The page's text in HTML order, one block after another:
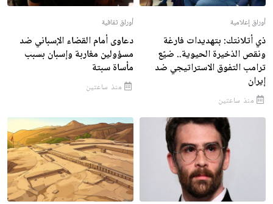
أوراق إعلامية
ذي أتلانتك: بتهديدات فارغة
ونقص الذخيرة الحيوية.. ضيّع
ترامب التفوق الاستراتيجي ضد
إيران
منذ ساعتين
أوراق ثقافية
دعاوى أمام القضاء الإسباني ضد
مسؤولين مغاربة وإسبان بسبب
مأساة سبتة
منذ ساعتين